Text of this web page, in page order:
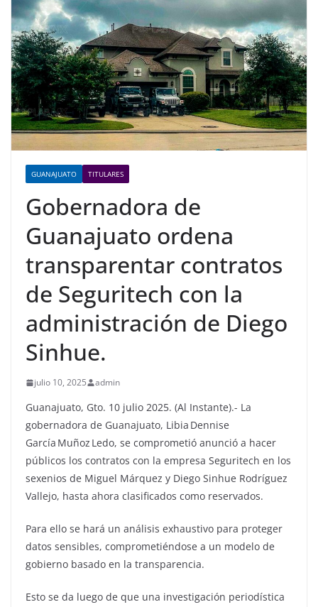
GUANAJUATO TITULARES
Gobernadora de
Guanajuato ordena
transparentar contratos
de Seguritech con la
administración de Diego
Sinhue.
julio 10, 2025 admin
Guanajuato, Gto. 10 julio 2025. (Al Instante).- La
gobernadora de Guanajuato, Libia Dennise
García Muñoz Ledo, se comprometió anunció a hacer
públicos los contratos con la empresa Seguritech en los
sexenios de Miguel Márquez y Diego Sinhue Rodríguez
Vallejo, hasta ahora clasificados como reservados.
Para ello se hará un análisis exhaustivo para proteger
datos sensibles, comprometiéndose a un modelo de
gobierno basado en la transparencia.
Esto se da luego de que una investigación periodística